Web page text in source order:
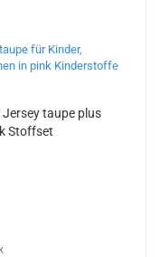
taupe plus
Stoffset